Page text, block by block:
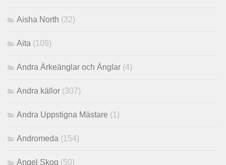
Aisha North (32)
Aita (109)
Andra Ärkeänglar och Änglar (4)
Andra källor (307)
Andra Uppstigna Mästare (1)
Andromeda (154)
Angel Skog (50)